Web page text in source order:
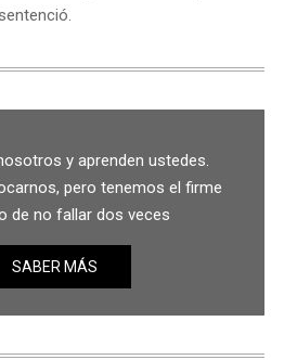
y aprenden ustedes.
pero tenemos el firme
de no fallar dos veces
SABER MÁS